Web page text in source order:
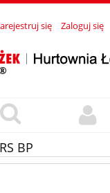
się Zaloguj się
BP